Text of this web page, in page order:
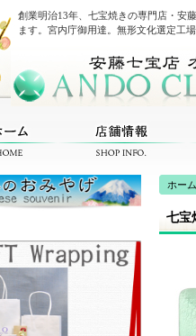
創業明治13年、七宝焼きの専門店・安
ます。宮内庁御用達。無形文化選定工場
ホーム
七宝